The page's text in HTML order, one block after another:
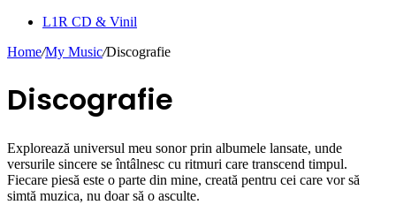
L1R CD & Vinil
Home/My Music/Discografie
Discografie
Explorează universul meu sonor prin albumele lansate, unde
versurile sincere se întâlnesc cu ritmuri care transcend timpul.
Fiecare piesă este o parte din mine, creată pentru cei care vor să
simtă muzica, nu doar să o asculte.